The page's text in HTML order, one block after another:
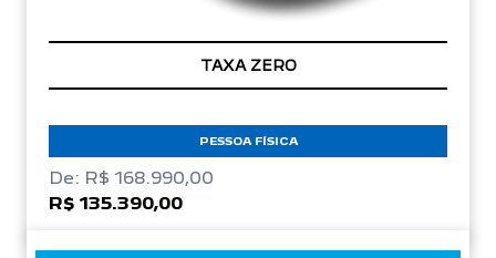
TAXA ZERO
PESSOA FÍSICA
De: R$ 168.990,00
R$ 135.390,00